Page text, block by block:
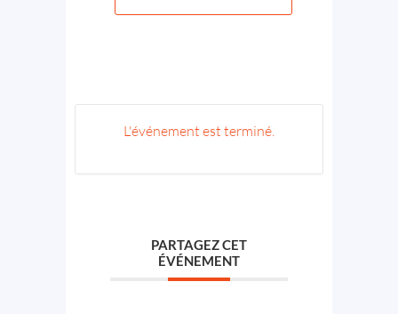
L'événement est terminé.
PARTAGEZ CET
ÉVÉNEMENT